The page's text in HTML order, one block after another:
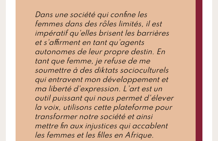
Dans une société qui confine les
femmes dans des rôles limités, il est
impératif qu'elles brisent les barrières
et s'affirment en tant qu'agents
autonomes de leur propre destin. En
tant que femme, je refuse de me
soumettre à des diktats socioculturels
qui entravent mon développement et
ma liberté d'expression. L'art est un
outil puissant qui nous permet d'élever
la voix, utilisons cette plateforme pour
transformer notre société et ainsi
mettre fin aux injustices qui accablent
les femmes et les filles en Afrique.